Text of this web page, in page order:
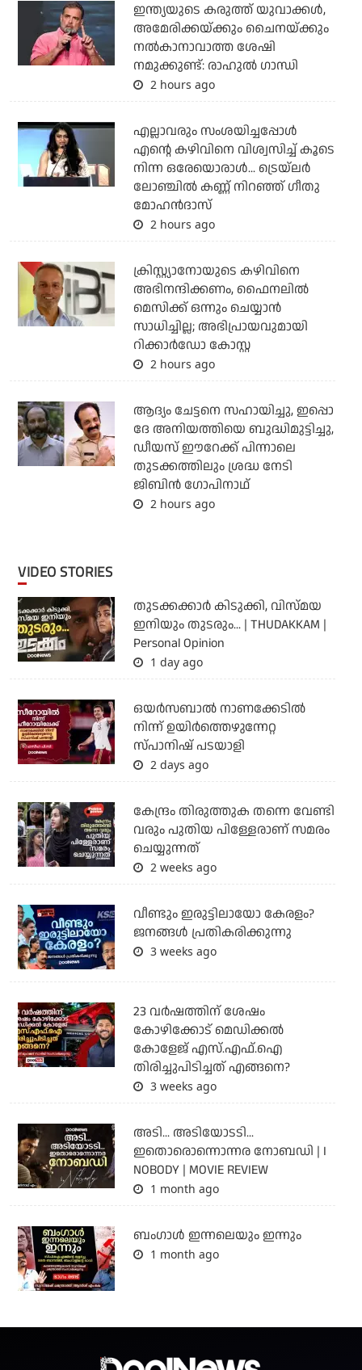
ഇന്ത്യയുടെ കരുത്ത് യുവാക്കള്‍,
അമേരിക്കയ്ക്കും ചൈനയ്ക്കും
നല്‍കാനാവാത്ത ശേഷി
നമുക്കുണ്ട്: രാഹുല്‍ ഗാന്ധി
2 hours ago
എല്ലാവരും സംശയിച്ചപ്പോള്‍
എന്റെ കഴിവിനെ വിശ്വസിച്ച് കൂടെ
നിന്ന ഒരേയൊരാള്‍... ട്രെയ്‌ലര്‍
ലോഞ്ചില്‍ കണ്ണ് നിറഞ്ഞ് ഗീതു
മോഹന്‍ദാസ്
2 hours ago
ക്രിസ്റ്റ്യാനോയുടെ കഴിവിനെ
അഭിനന്ദിക്കണം, ഫൈനലില്‍
മെസിക്ക് ഒന്നും ചെയ്യാന്‍
സാധിച്ചില്ല; അഭിപ്രായവുമായി
റിക്കാര്‍ഡോ കോസ്റ്റ
2 hours ago
ആദ്യം ചേട്ടനെ സഹായിച്ചു, ഇപ്പൊ
ദേ അനിയത്തിയെ ബുദ്ധിമുട്ടിച്ചു,
ഡീയസ് ഈറേക്ക് പിന്നാലെ
തുടക്കത്തിലും ശ്രദ്ധ നേടി
ജിബിന്‍ ഗോപിനാഥ്
2 hours ago
VIDEO STORIES
തുടക്കക്കാര്‍ കിടുക്കി, വിസ്മയ
ഇനിയും തുടരും... | THUDAKKAM |
Personal Opinion
1 day ago
ഒയര്‍സബാൽ നാണക്കേടിൽ
നിന്ന് ഉയിർത്തെഴുന്നേറ്റ
സ്പാനിഷ് പടയാളി
2 days ago
കേന്ദ്രം തിരുത്തുക തന്നെ വേണ്ടി
വരും പുതിയ പിള്ളേരാണ് സമരം
ചെയ്യുന്നത്
2 weeks ago
വീണ്ടും ഇരുട്ടിലായോ കേരളം?
ജനങ്ങൾ പ്രതികരിക്കുന്നു
3 weeks ago
23 വർഷത്തിന് ശേഷം
കോഴിക്കോട് മെഡിക്കൽ
കോളേജ് എസ്.എഫ്.ഐ
തിരിച്ചുപിടിച്ചത് എങ്ങനെ?
3 weeks ago
അടി... അടിയോടടി...
ഇതൊരൊന്നൊന്നര നോബഡി | I
NOBODY | MOVIE REVIEW
1 month ago
ബംഗാള്‍ ഇന്നലെയും ഇന്നും
1 month ago